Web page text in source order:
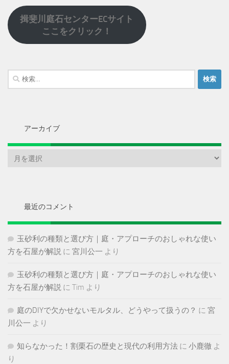
揖斐川庭石センターECサイト
ここをクリック！
検
索:
アーカイブ
最近のコメント
玉砂利の種類と選び方｜庭・アプローチのおしゃれな使い
方を石屋が解説 に 宮川公一 より
玉砂利の種類と選び方｜庭・アプローチのおしゃれな使い
方を石屋が解説 に Tim より
庭のDIYで欠かせないモルタル、どうやって扱うの？ に 宮
川公一 より
知らなかった！割栗石の歴史と現代の利用方法 に 小鹿徹 よ
り